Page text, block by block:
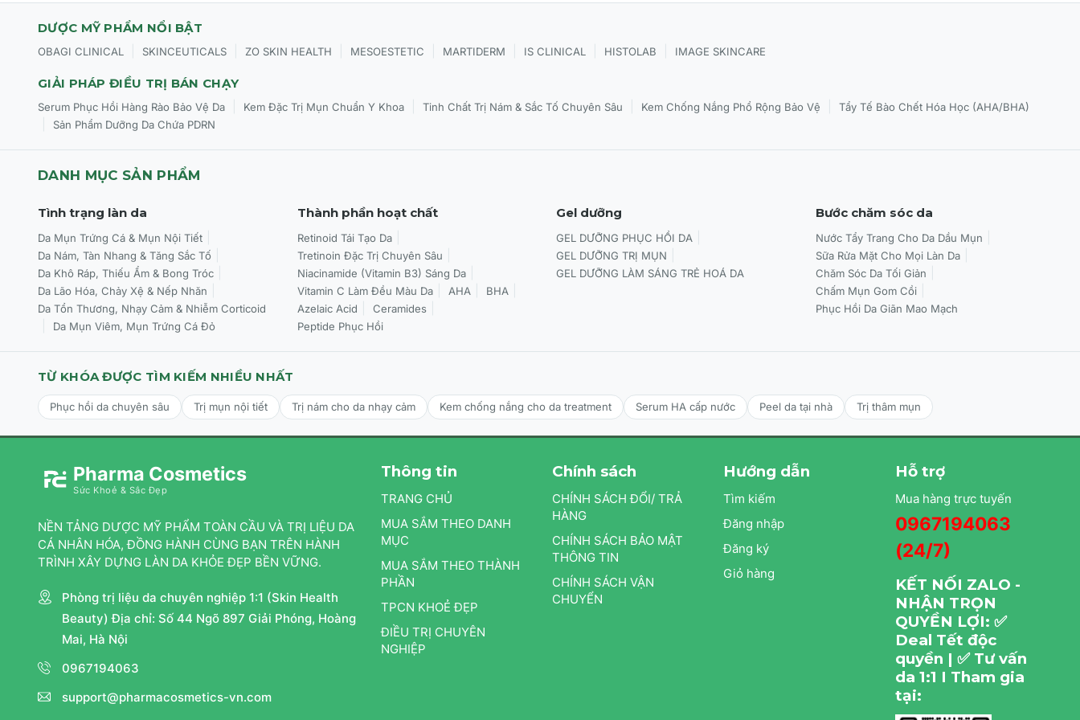
Bước 2: Khi da còn ẩm nhẹ, lấy một lượng serum vừa đủ (khoảng 3 - 4 giọt) ra lòng bàn tay hoặc chấm trực tiếp lên
các điểm trên khuôn mặt.
Bước 3:
Thoa đều khắp mặt và dùng các đầu ngón tay vỗ nhẹ nhàng để các phân tử HA dễ dàng thẩm thấu sâu vào
da.
Tần suất:Sử dụng đều đặn 2 lần/ngày vào buổi sáng và buổi tối để đạt hiệu quả cấp ẩm tối ưu.
DƯỢC MỸ PHẨM NỔI BẬT
OBAGI CLINICAL SKINCEUTICALS ZO SKIN HEALTH MESOESTETIC MARTIDERM IS CLINICAL HISTOLAB IMAGE SKINCARE
GIẢI PHÁP ĐIỀU TRỊ BÁN CHẠY
Serum Phục Hồi Hàng Rào Bảo Vệ Da Kem Đặc Trị Mụn Chuẩn Y Khoa Tinh Chất Trị Nám & Sắc Tố Chuyên Sâu Kem Chống Nắng Phổ Rộng Bảo Vệ Tẩy Tế Bào Chết Hóa Học (AHA/BHA)
Sản Phẩm Dưỡng Da Chứa PDRN
DANH MỤC SẢN PHẨM
Tình trạng làn da
Da Mụn Trứng Cá & Mụn Nội Tiết
Da Nám, Tàn Nhang & Tăng Sắc Tố
Da Khô Ráp, Thiếu Ẩm & Bong Tróc
Da Lão Hóa, Chảy Xệ & Nếp Nhăn
Da Tổn Thương, Nhạy Cảm & Nhiễm Corticoid
Da Mụn Viêm, Mụn Trứng Cá Đỏ
Thành phần hoạt chất
Retinoid Tái Tạo Da
Tretinoin Đặc Trị Chuyên Sâu
Niacinamide (Vitamin B3) Sáng Da
Vitamin C Làm Đều Màu Da
AHA
BHA
Azelaic Acid
Ceramides
Peptide Phục Hồi
Gel dưỡng
GEL DƯỠNG PHỤC HỒI DA
GEL DƯỠNG TRỊ MỤN
GEL DƯỠNG LÀM SÁNG TRẺ HOÁ DA
Bước chăm sóc da
Nước Tẩy Trang Cho Da Dầu Mụn
Sữa Rửa Mặt Cho Mọi Làn Da
Chăm Sóc Da Tối Giản
Chấm Mụn Gom Cồi
Phục Hồi Da Giãn Mao Mạch
TỪ KHÓA ĐƯỢC TÌM KIẾM NHIỀU NHẤT
Phục hồi da chuyên sâu Trị mụn nội tiết Trị nám cho da nhạy cảm Kem chống nắng cho da treatment Serum HA cấp nước Peel da tại nhà Trị thâm mụn
Pharma Cosmetics
Sức Khoẻ & Sắc Đẹp
NỀN TẢNG DƯỢC MỸ PHẨM TOÀN CẦU VÀ TRỊ LIỆU DA
CÁ NHÂN HÓA, ĐỒNG HÀNH CÙNG BẠN TRÊN HÀNH
TRÌNH XÂY DỰNG LÀN DA KHỎE ĐẸP BỀN VỮNG.
Phòng trị liệu da chuyên nghiệp 1:1 (Skin Health
Beauty) Địa chỉ: Số 44 Ngõ 897 Giải Phóng, Hoàng
Mai, Hà Nội
0967194063
support@pharmacosmetics-vn.com
Thông tin
TRANG CHỦ
MUA SẮM THEO DANH
MỤC
MUA SẮM THEO THÀNH
PHẦN
TPCN KHOẺ ĐẸP
ĐIỀU TRỊ CHUYÊN
NGHIỆP
Chính sách
CHÍNH SÁCH ĐỔI/ TRẢ
HÀNG
CHÍNH SÁCH BẢO MẬT
THÔNG TIN
CHÍNH SÁCH VẬN
CHUYỂN
Hướng dẫn
Tìm kiếm
Đăng nhập
Đăng ký
Giỏ hàng
Hỗ trợ
Mua hàng trực tuyến
0967194063
(24/7)
KẾT NỐI ZALO -
NHẬN TRỌN
QUYỀN LỢI: ✅
Deal Tết độc
quyền | ✅ Tư vấn
da 1:1 I Tham gia
tại: